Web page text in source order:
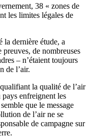
38 « zones de
les limites légales de
la dernière étude, a
de nombreuses
– n’étaient toujours
de l’air.
la qualité de l’air
pays enfreignent les
que le message
de l’air ne se
de campagne sur